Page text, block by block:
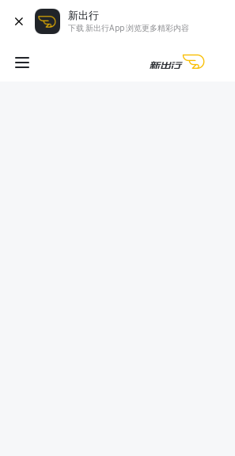
新出行
下载 新出行App 浏览更多精彩内容